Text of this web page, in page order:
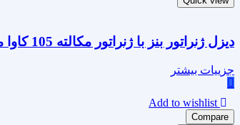
دیزل ژنراتور بنز با ژنراتور مکالته 105 کاوا مدل OM352TAG5
جزییات بیشتر
Add to wishlist
Compare